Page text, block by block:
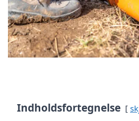
Indholdsfortegnelse